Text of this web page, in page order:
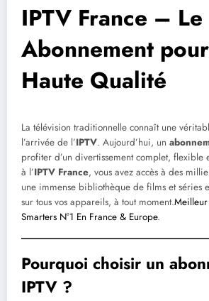
IPTV France –
Abonnement
Haute Qualité
La télévision traditionnelle connaît une
l’arrivée de l’IPTV. Aujourd’hui, un
profiter d’un divertissement complet, flexible
à l’IPTV France, vous avez accès à des
une immense bibliothèque de films et séries
sur tous vos appareils, à tout moment.Meilleur
Smarters N°1 En France & Europe.
Pourquoi choisir un
IPTV ?